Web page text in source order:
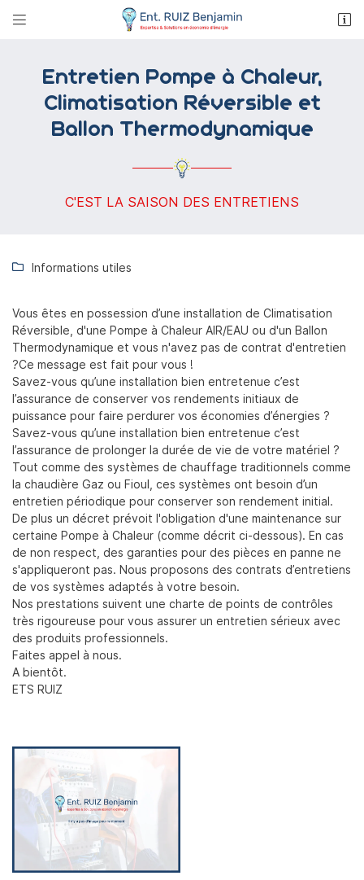

GÉNÉRALE
& CHAUFFAGE
PLOMBERIE

40 Rue de la fosse aux loups
03 86 38 92 27
 Rafraîchir le captcha
En cochant cette case, vous consentez à recevoir nos propositions
commerciales à l'adresse email indiqué ci-dessus. Vous pouvez vous
désinscrire à tout moment en utilisant
Inscription
Entretien Pompe à Chaleur,
Climatisation Réversible et
Ballon Thermodynamique
C'EST LA SAISON DES ENTRETIENS
 Informations utiles
Vous êtes en possession d’une installation de Climatisation
Réversible, d'une Pompe à Chaleur AIR/EAU ou d'un Ballon
Thermodynamique et vous n'avez pas de contrat d'entretien
?Ce message est fait pour vous !
Savez-vous qu’une installation bien entretenue c’est
l’assurance de conserver vos rendements initiaux de
puissance pour faire perdurer vos économies d’énergies ?
Savez-vous qu’une installation bien entretenue c’est
l’assurance de prolonger la durée de vie de votre matériel ?
Tout comme des systèmes de chauffage traditionnels comme
la chaudière Gaz ou Fioul, ces systèmes ont besoin d’un
entretien périodique pour conserver son rendement initial.
De plus un décret prévoit l'obligation d'une maintenance sur
certaine Pompe à Chaleur (comme décrit ci-dessous). En cas
de non respect, des garanties pour des pièces en panne ne
s'appliqueront pas. Nous proposons des contrats d’entretiens
de vos systèmes adaptés à votre besoin.
Nos prestations suivent une charte de points de contrôles
très rigoureuse pour vous assurer un entretien sérieux avec
des produits professionnels.
Faites appel à nous.
A bientôt.
ETS RUIZ